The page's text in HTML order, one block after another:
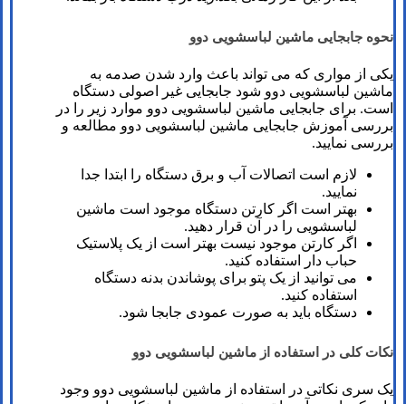
نحوه جابجایی ماشین لباسشویی دوو
یکی از مواری که می تواند باعث وارد شدن صدمه به
ماشین لباسشویی دوو شود جابجایی غیر اصولی دستگاه
است. برای جابجایی ماشین لباسشویی دوو موارد زیر را در
بررسی آموزش جابجایی ماشین لباسشویی دوو مطالعه و
بررسی نمایید.
لازم است اتصالات آب و برق دستگاه را ابتدا جدا
نمایید.
بهتر است اگر کارتن دستگاه موجود است ماشین
لباسشویی را در آن قرار دهید.
اگر کارتن موجود نیست بهتر است از یک پلاستیک
حباب دار استفاده کنید.
می توانید از یک پتو برای پوشاندن بدنه دستگاه
استفاده کنید.
دستگاه باید به صورت عمودی جابجا شود.
نکات کلی در استفاده از ماشین لباسشویی دوو
یک سری نکاتی در استفاده از ماشین لباسشویی دوو وجود